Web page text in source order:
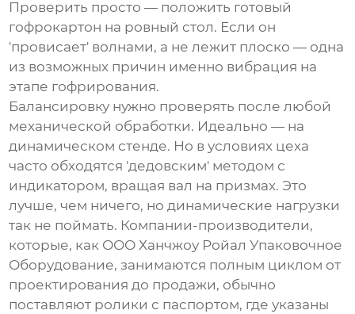
Проверить просто — положить готовый
гофрокартон на ровный стол. Если он
'провисает' волнами, а не лежит плоско — одна
из возможных причин именно вибрация на
этапе гофрирования.
Балансировку нужно проверять после любой
механической обработки. Идеально — на
динамическом стенде. Но в условиях цеха
часто обходятся 'дедовским' методом с
индикатором, вращая вал на призмах. Это
лучше, чем ничего, но динамические нагрузки
так не поймать. Компании-производители,
которые, как ООО Ханчжоу Ройал Упаковочное
Оборудование, занимаются полным циклом от
проектирования до продажи, обычно
поставляют ролики с паспортом, где указаны